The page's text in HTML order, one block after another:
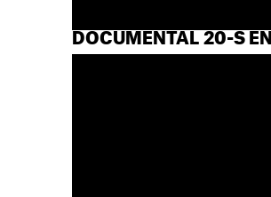
DOCUMENTAL 20-S